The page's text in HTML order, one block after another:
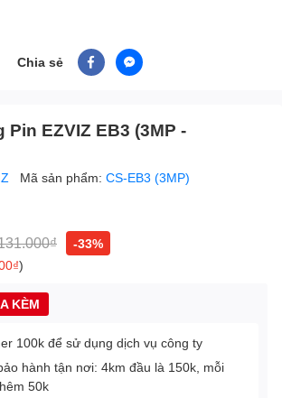
Chia sẻ
Pin EZVIZ EB3 (3MP -
Mã sản phẩm: CS-EB3 (3MP)
-33%
)
KÈM
100k để sử dụng dịch vụ công ty
hành tận nơi: 4km đầu là 150k, mỗi
50k